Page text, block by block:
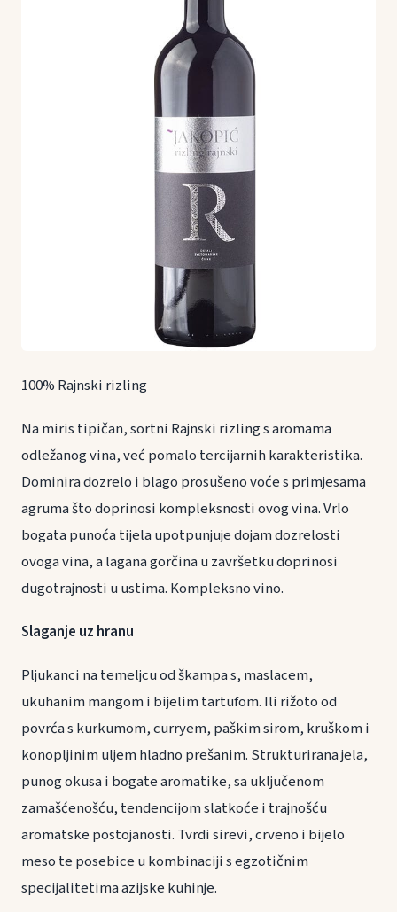
100% Rajnski rizling
Na miris tipičan, sortni Rajnski rizling s aromama
odležanog vina, već pomalo tercijarnih karakteristika.
Dominira dozrelo i blago prosušeno voće s primjesama
agruma što doprinosi kompleksnosti ovog vina. Vrlo
bogata punoća tijela upotpunjuje dojam dozrelosti
ovoga vina, a lagana gorčina u završetku doprinosi
dugotrajnosti u ustima. Kompleksno vino.
Slaganje uz hranu
Pljukanci na temeljcu od škampa s, maslacem,
ukuhanim mangom i bijelim tartufom. Ili rižoto od
povrća s kurkumom, curryem, paškim sirom, kruškom i
konopljinim uljem hladno prešanim. Strukturirana jela,
punog okusa i bogate aromatike, sa uključenom
zamašćenošću, tendencijom slatkoće i trajnošću
aromatske postojanosti. Tvrdi sirevi, crveno i bijelo
meso te posebice u kombinaciji s egzotičnim
specijalitetima azijske kuhinje.